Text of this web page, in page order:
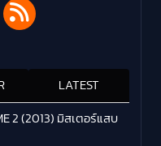
LATEST
2 (2013) มิสเตอร์แสบ